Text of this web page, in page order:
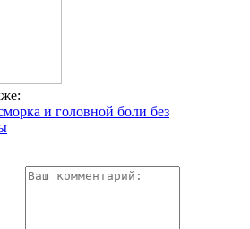
и головной боли без